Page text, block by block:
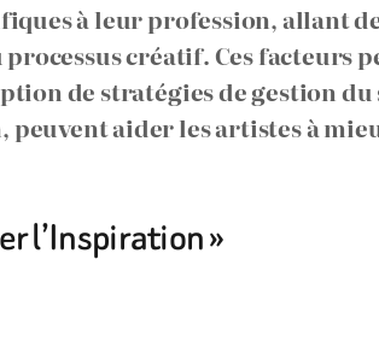
à leur profession, allant
créatif. Ces facteurs
de stratégies de gestion
aider les artistes à
l’Inspiration »